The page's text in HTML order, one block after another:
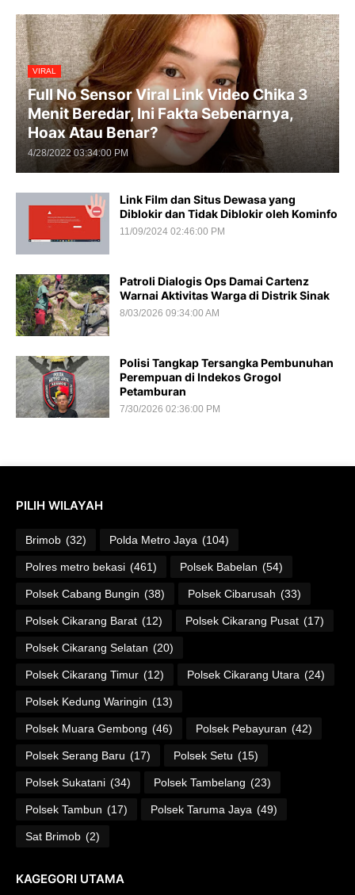
VIRAL
Full No Sensor Viral Link Video Chika 3
Menit Beredar, Ini Fakta Sebenarnya,
Hoax Atau Benar?
4/28/2022 03:34:00 PM
Link Film dan Situs Dewasa yang
Diblokir dan Tidak Diblokir oleh Kominfo
11/09/2024 02:46:00 PM
Patroli Dialogis Ops Damai Cartenz
Warnai Aktivitas Warga di Distrik Sinak
8/03/2026 09:34:00 AM
Polisi Tangkap Tersangka Pembunuhan
Perempuan di Indekos Grogol
Petamburan
7/30/2026 02:36:00 PM
PILIH WILAYAH
Brimob (32) Polda Metro Jaya (104)
Polres metro bekasi (461) Polsek Babelan (54)
Polsek Cabang Bungin (38) Polsek Cibarusah (33)
Polsek Cikarang Barat (12) Polsek Cikarang Pusat (17)
Polsek Cikarang Selatan (20)
Polsek Cikarang Timur (12) Polsek Cikarang Utara (24)
Polsek Kedung Waringin (13)
Polsek Muara Gembong (46) Polsek Pebayuran (42)
Polsek Serang Baru (17) Polsek Setu (15)
Polsek Sukatani (34) Polsek Tambelang (23)
Polsek Tambun (17) Polsek Taruma Jaya (49)
Sat Brimob (2)
KAGEGORI UTAMA